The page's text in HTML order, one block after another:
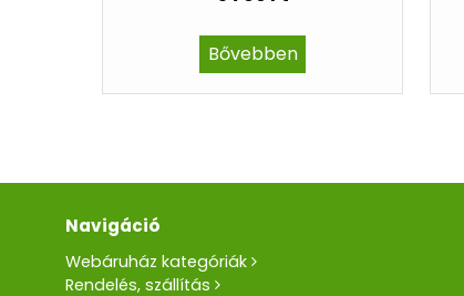
Bővebben
Navigáció
Webáruház kategóriák
Rendelés, szállítás